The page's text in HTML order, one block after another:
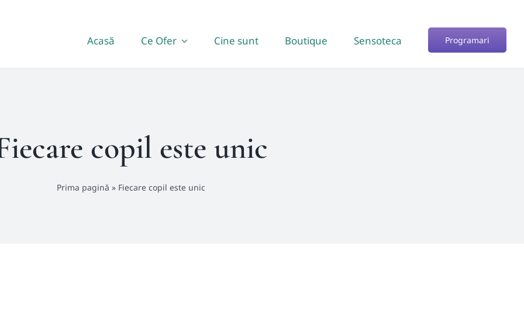
Acasă Ce Ofer Cine sunt Boutique Sensoteca Programari
copil este unic
Prima pagină » Fiecare copil este unic